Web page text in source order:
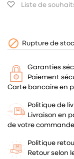
Liste de
 Rupture de
Garanties
Paiement
Carte bancaire en
Politique de
Livraison en
de votre commande
Politique
Retour selon